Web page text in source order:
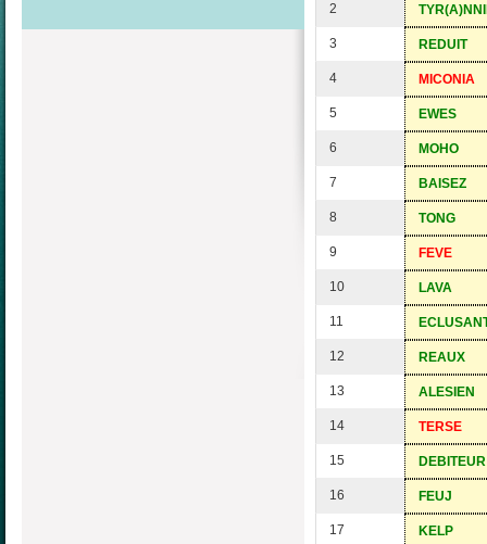
2
3 REDUIT
4 MICONIA
5 EWES
6 MOHO
7 BAISEZ
8 TONG
9 FEVE
10 LAVA
11
12 REAUX
13 ALESIEN
14 TERSE
15 DEBITEUR
16 FEUJ
17 KELP